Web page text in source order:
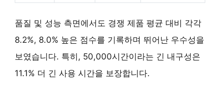
품질 및 성능 측면에서도 경쟁 제품 평균 대비 각각
8.2%, 8.0% 높은 점수를 기록하며 뛰어난 우수성을
보였습니다. 특히, 50,000시간이라는 긴 내구성은
11.1% 더 긴 사용 시간을 보장합니다.